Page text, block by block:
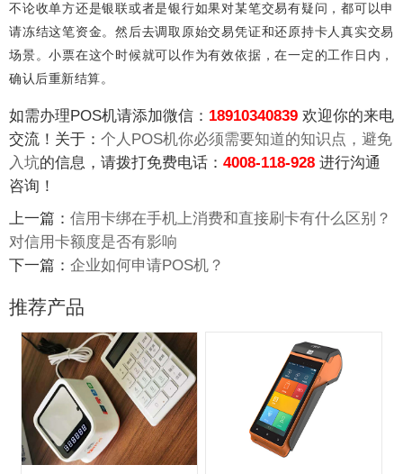
不论收单方还是银联或者是银行如果对某笔交易有疑问，都可以申
请冻结这笔资金。然后去调取原始交易凭证和还原持卡人真实交易
场景。小票在这个时候就可以作为有效依据，在一定的工作日内，
确认后重新结算。
如需办理POS机请添加微信： 18910340839 欢迎你的来电
交流！关于： 个人POS机你必须需要知道的知识点，避免
入坑的信息，请拨打免费电话： 4008-118-928 进行沟通
咨询！
上一篇： 信用卡绑在手机上消费和直接刷卡有什么区别？
对信用卡额度是否有影响
下一篇： 企业如何申请POS机？
推荐产品